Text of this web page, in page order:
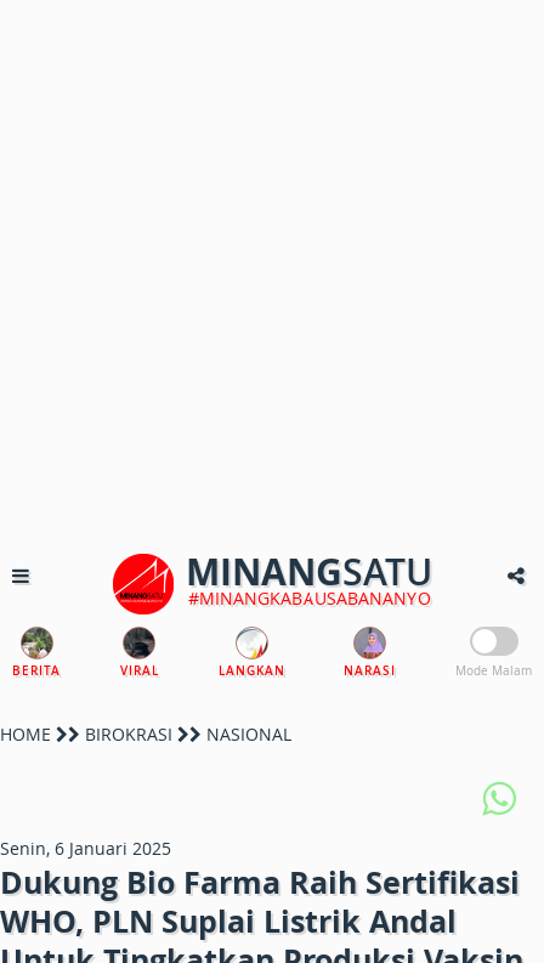
MINANGSATU
#MINANGKABAUSABANANYO
BERITA VIRAL LANGKAN NARASI Mode Malam
HOME BIROKRASI NASIONAL
Senin, 6 Januari 2025
Dukung Bio Farma Raih Sertifikasi
WHO, PLN Suplai Listrik Andal